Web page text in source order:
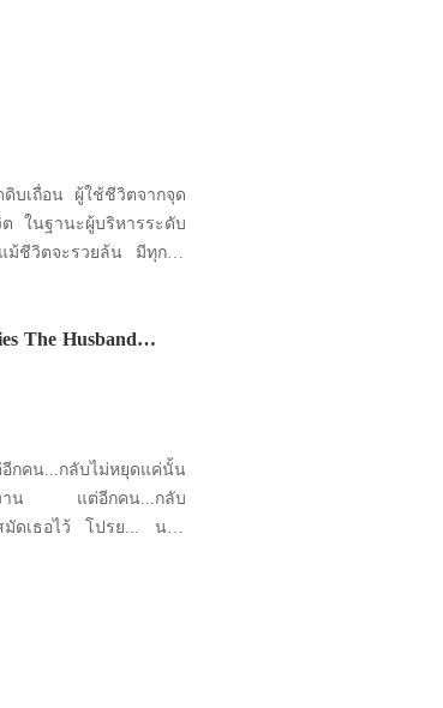
นไปหา “สวัสดีค่ะ มาหา
เก
บเถื่อน ผู้ใช้ชีวิตจากจุด
ในฐานะผู้บริหารระดับ
ม้ชีวิตจะรวยล้น มีทุกสิ่ง
ที่สุด คือการไม่คู่ควรต่อ
ทเร
The Husband
...กลับไม่หยุดแค่นั้น
องาน แต่อีกคน...กลับ
โปรย... นาย
ประกาศต่อหน้าสื่ออย่าง
ใจกับเขาและกำลังจะ